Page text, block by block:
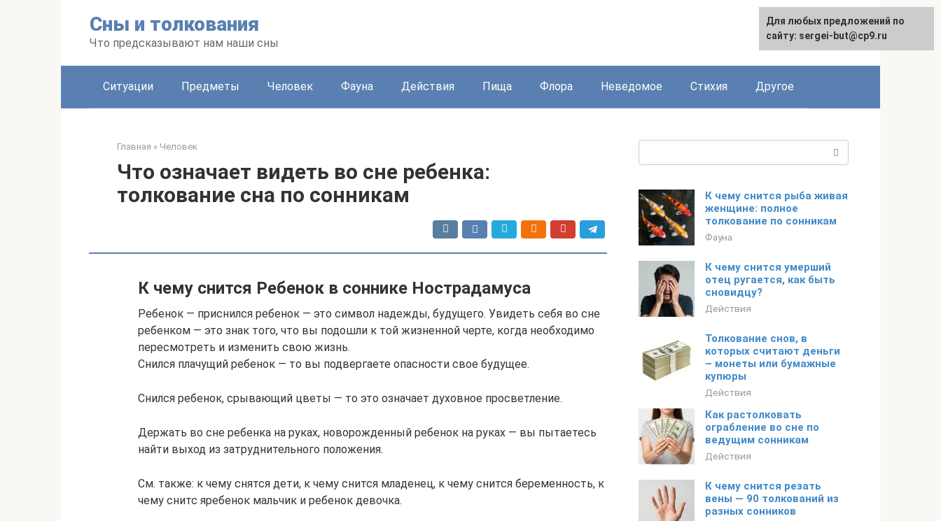
Сны и толкования
Что предсказывают нам наши сны
Ситуации Предметы Человек Фауна Действия Пища Флора Неведомое Стихия Другое
Главная » Человек
Что означает видеть во сне ребенка:
толкование сна по сонникам
К чему снится Ребенок в соннике Нострадамуса
Ребенок — приснился ребенок — это символ надежды, будущего. Увидеть себя во сне
ребенком — это знак того, что вы подошли к той жизненной черте, когда необходимо
пересмотреть и изменить свою жизнь.
Снился плачущий ребенок — то вы подвергаете опасности свое будущее.
Снился ребенок, срывающий цветы — то это означает духовное просветление.
Держать во сне ребенка на руках, новорожденный ребенок на руках — вы пытаетесь
найти выход из затруднительного положения.
См. также: к чему снятся дети, к чему снится младенец, к чему снится беременность, к
чему снитс яребенок мальчик и ребенок девочка.
К чему снится рыба живая
женщине: полное
толкование по сонникам
Фауна
К чему снится умерший
отец ругается, как быть
сновидцу?
Действия
Толкование снов, в
которых считают деньги
– монеты или бумажные
купюры
Действия
Как растолковать
ограбление во сне по
ведущим сонникам
Действия
К чему снится резать
вены — 90 толкований из
разных сонников
Для любых предложений по
сайту: sergei-but@cp9.ru